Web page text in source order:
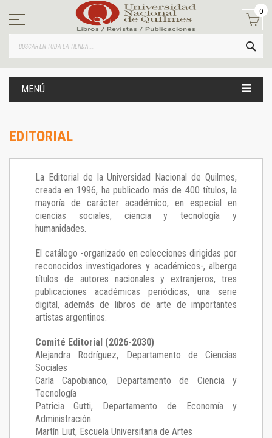
contenido
0
MENÚ
EDITORIAL
La Editorial de la Universidad Nacional de Quilmes,
creada en 1996, ha publicado más de 400 títulos, la
mayoría de carácter académico, en especial en
ciencias sociales, ciencia y tecnología y
humanidades.
El catálogo -organizado en colecciones dirigidas por
reconocidos investigadores y académicos-, alberga
títulos de autores nacionales y extranjeros, tres
publicaciones académicas periódicas, una serie
digital, además de libros de arte de importantes
artistas argentinos.
Comité Editorial (2026-2030)
Alejandra Rodríguez, Departamento de Ciencias
Sociales
Carla Capobianco, Departamento de Ciencia y
Tecnología
Patricia Gutti, Departamento de Economía y
Administración
Martín Liut, Escuela Universitaria de Artes